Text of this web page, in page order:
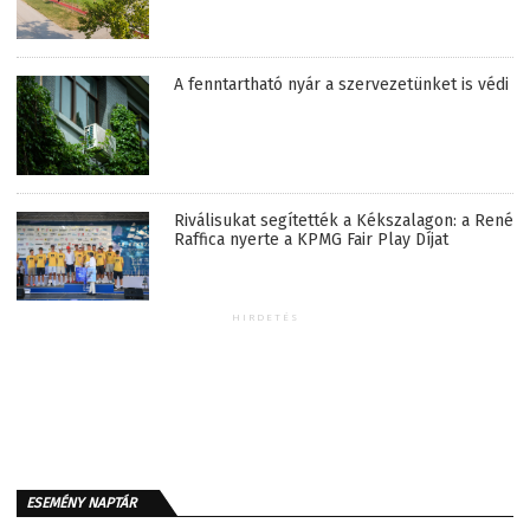
A fenntartható nyár a szervezetünket is védi
Riválisukat segítették a Kékszalagon: a René
Raffica nyerte a KPMG Fair Play Díjat
HIRDETÉS
ESEMÉNY NAPTÁR